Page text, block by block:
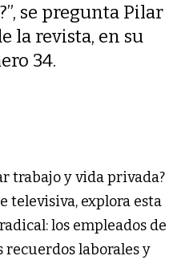
se pregunta Pilar
la revista, en su
34.
trabajo y vida privada?
televisiva, explora esta
los empleados de
laborales y